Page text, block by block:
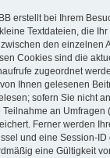
erstellt bei Ihrem
Textdateien, die
den einzelnen
Cookies sind die
zugeordnet
Ihnen gelesenen
sofern Sie nicht
Teilnahme an Umfragen
Ferner werden
und eine Session-ID
eine Gültigkeit